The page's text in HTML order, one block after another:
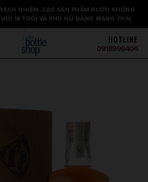
NHIỆM. CÁC SẢN PHẨM RƯỢU KHÔNG
18 TUỔI VÀ PHỤ NỮ ĐANG MANG THAI.
HOTLINE
0918999406